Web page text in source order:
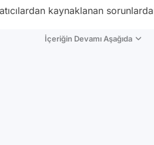
kaynaklanan
İçeriğin Devamı Aşağıda